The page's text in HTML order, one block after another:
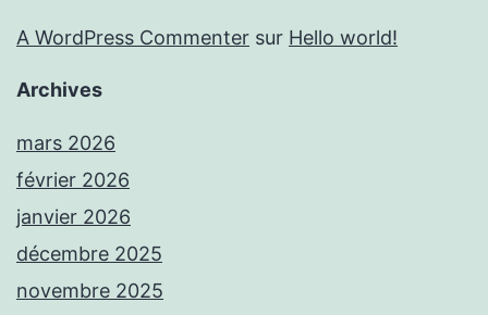
A WordPress Commenter sur Hello world!
Archives
mars 2026
février 2026
janvier 2026
décembre 2025
novembre 2025